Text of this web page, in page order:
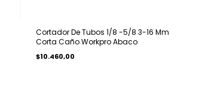
Cortador De Tubos 1/8 -5/8 3-16 Mm
Corta Caño Workpro Abaco
$10.460,00